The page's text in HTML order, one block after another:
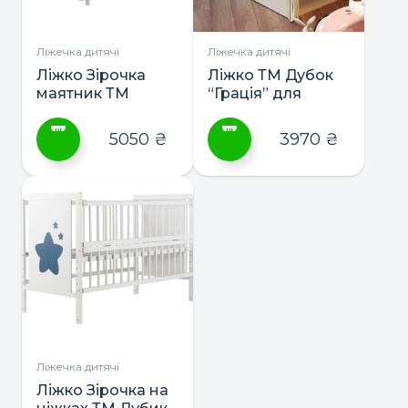
вибрати
сторінці
товару
вибрати
на
сторінці
товару
Ліжечка дитячі
Ліжко Зірочка
маятник ТМ
кілька
варіантів.
Параметри
можна
вибрати
сторінці
товару
5050 ₴
Ліжечка дитячі
Ліжко ТМ Дубок
“Грація” для
3970 ₴
Ліжечка дитячі
Ліжко Зірочка на